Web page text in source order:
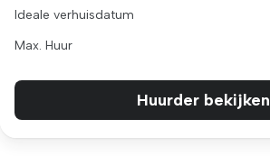
Ideale verhuisdatum
Max. Huur
Huurder bekijken